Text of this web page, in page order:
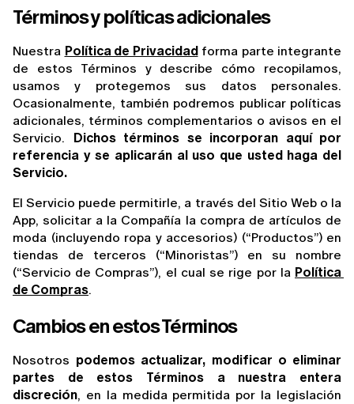
Términos y políticas adicionales
Nuestra Política de Privacidad forma parte integrante
de estos Términos y describe cómo recopilamos,
usamos y protegemos sus datos personales.
Ocasionalmente, también podremos publicar políticas
adicionales, términos complementarios o avisos en el
Servicio. Dichos términos se incorporan aquí por
referencia y se aplicarán al uso que usted haga del
Servicio.
El Servicio puede permitirle, a través del Sitio Web o la
App, solicitar a la Compañía la compra de artículos de
moda (incluyendo ropa y accesorios) (“Productos”) en
tiendas de terceros (“Minoristas”) en su nombre
(“Servicio de Compras”), el cual se rige por la Política
de Compras.
Cambios en estos Términos
Nosotros podemos actualizar, modificar o eliminar
partes de estos Términos a nuestra entera
discreción, en la medida permitida por la legislación